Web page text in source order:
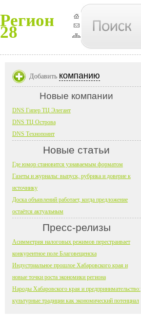
Регион
28
Добавить компанию
Новые компании
DNS Гипер ТЦ Элегант
DNS ТЦ Острова
DNS Технопоинт
Новые статьи
Где юмор становится узнаваемым форматом
Газеты и журналы: выпуск, рубрика и доверие к
источнику
Доска объявлений работает, когда предложение
остаётся актуальным
Пресс-релизы
Асимметрия налоговых режимов перестраивает
конкурентное поле Благовещенска
Индустриальное прошлое Хабаровского края и
новые точки роста экономики региона
Народы Хабаровского края и предпринимательство:
культурные традиции как экономический потенциал